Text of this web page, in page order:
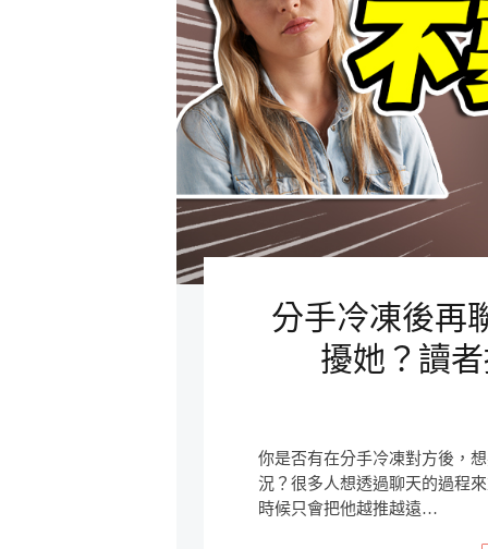
分手冷凍後再
擾她？讀
你是否有在分手冷凍對方後，
況？很多人想透過聊天的過程
時候只會把他越推越遠…